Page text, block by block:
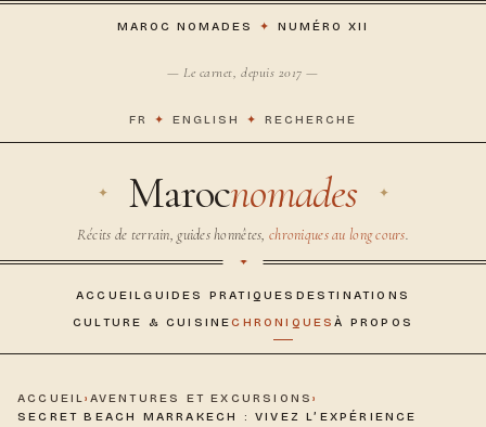
MAROC NOMADES ✦ NUMÉRO XII
— Le carnet, depuis 2017 —
FR ✦ ENGLISH ✦ RECHERCHE
Marocnomades
Récits de terrain, guides honnêtes,chroniques au long cours.
ACCUEILGUIDES PRATIQUES DESTINATIONS
CULTURE & CUISINECHRONIQUESÀ PROPOS
ACCUEIL› AVENTURES ET EXCURSIONS›
SECRET BEACH MARRAKECH : VIVEZ L’EXPÉRIENCE